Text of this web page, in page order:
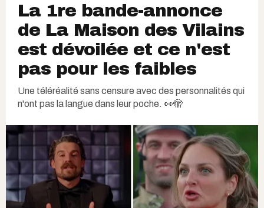
La 1re bande-annonce
de La Maison des Vilains
est dévoilée et ce n'est
pas pour les faibles
Une téléréalité sans censure avec des personnalités qui
n'ont pas la langue dans leur poche. 👀🫣